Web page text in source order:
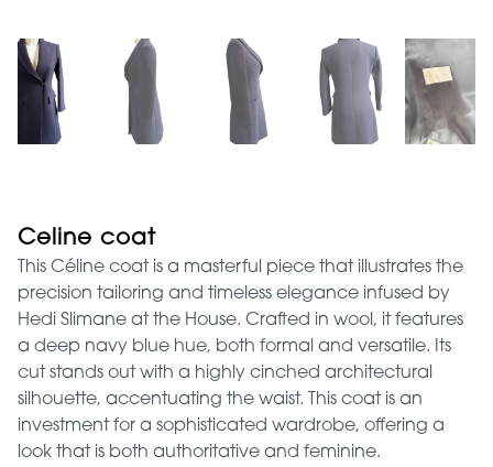
Celine coat
This Céline coat is a masterful piece that illustrates the
precision tailoring and timeless elegance infused by
Hedi Slimane at the House. Crafted in wool, it features
a deep navy blue hue, both formal and versatile. Its
cut stands out with a highly cinched architectural
silhouette, accentuating the waist. This coat is an
investment for a sophisticated wardrobe, offering a
look that is both authoritative and feminine.